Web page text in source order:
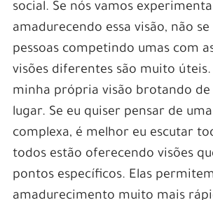
social. Se nós vamos
amadurecendo essa visão, não
pessoas competindo umas com
visões diferentes são muito úteis.
minha própria visão brotando
lugar. Se eu quiser pensar de
complexa, é melhor eu escutar
todos estão oferecendo visões
pontos específicos. Elas
amadurecimento muito mais